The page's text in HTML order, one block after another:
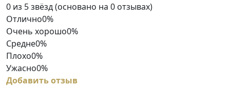
Rated
0
out
of
5
0 из 5 звёзд (основано на 0 отзывах)
Отлично0%
Очень хорошо0%
Средне0%
Плохо0%
Ужасно0%
Добавить отзыв